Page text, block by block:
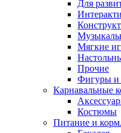
Для
Мягкие
Прочие
Фигуры и
Карнавальные
Костюмы
Питание и